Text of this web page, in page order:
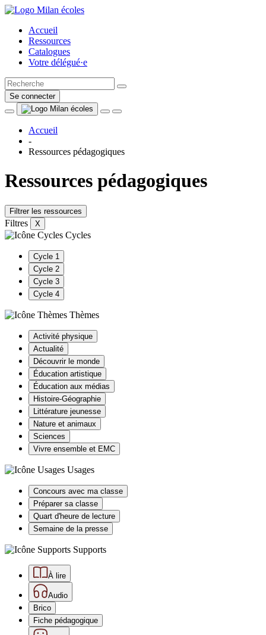
Accueil
Ressources
Catalogues
Votre délégué·e
Se connecter
Accueil
-
Ressources pédagogiques
Ressources pédagogiques
Filtrer les ressources
Filtres X
Cycles
Cycle 1
Cycle 2
Cycle 3
Cycle 4
Thèmes
Activité physique
Actualité
Découvrir le monde
Éducation artistique
Éducation aux médias
Histoire-Géographie
Littérature jeunesse
Nature et animaux
Sciences
Vivre ensemble et EMC
Usages
Concours avec ma classe
Préparer sa classe
Quart d'heure de lecture
Semaine de la presse
Supports
À lire
Audio
Brico
Fiche pédagogique